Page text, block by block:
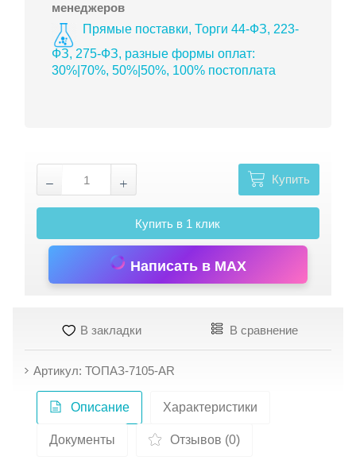
менеджеров
Прямые поставки, Торги 44-ФЗ, 223-
ФЗ, 275-ФЗ, разные формы оплат:
30%|70%, 50%|50%, 100% постоплата
Купить
Купить в 1 клик
Написать в MAX
В закладки В сравнение
Артикул: ТОПАЗ-7105-AR
Описание Характеристики
Документы Отзывов (0)